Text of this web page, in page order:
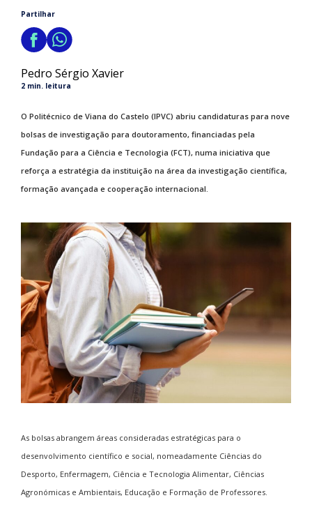
Partilhar
Pedro Sérgio Xavier
2 min. leitura
O Politécnico de Viana do Castelo (IPVC) abriu candidaturas para nove
bolsas de investigação para doutoramento, financiadas pela
Fundação para a Ciência e Tecnologia (FCT), numa iniciativa que
reforça a estratégia da instituição na área da investigação científica,
formação avançada e cooperação internacional.
As bolsas abrangem áreas consideradas estratégicas para o
desenvolvimento científico e social, nomeadamente Ciências do
Desporto, Enfermagem, Ciência e Tecnologia Alimentar, Ciências
Agronómicas e Ambientais, Educação e Formação de Professores.